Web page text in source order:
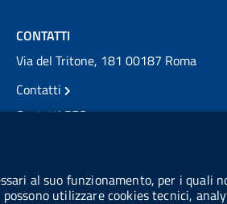
al suo funzionamento, per i quali
utilizzare cookies tecnici,
CONTATTI
Via del Tritone, 181 00187 Roma
Contatti
Contatti PEC
Codice Fiscale: 97345810580